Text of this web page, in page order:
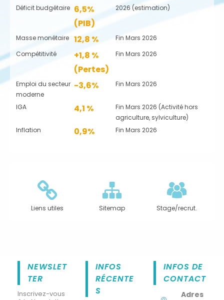
Déficit budgétaire 6,5%
(PIB)
2026 (estimation)
Masse monétaire 12,8 %
Fin Mars 2026
Compétitivité
+1,8 %
(Pertes)
Fin Mars 2026
Emploi du secteur
moderne
-3,6% Fin Mars 2026
IGA 4,1 %
Fin Mars 2026 (Activité hors
agriculture, sylviculture)
Inflation
0,9% Fin Mars 2026
Liens utiles Sitemap Stage/recrut.
NEWSLET
TER
Inscrivez-vous
INFOS
RÉCENTE
S
INFOS DE
CONTACT
Adres